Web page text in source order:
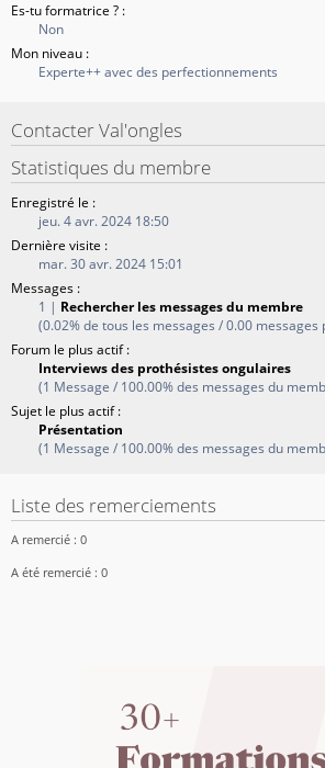
Es-tu formatrice ? :
Non
Mon niveau :
Experte++ avec des perfectionnements
Contacter Val'ongles
Statistiques du membre
Enregistré le :
jeu. 4 avr. 2024 18:50
Dernière visite :
mar. 30 avr. 2024 15:01
Messages :
1 | Rechercher les messages du membre
(0.02% de tous les messages / 0.00 messages
Forum le plus actif :
Interviews des prothésistes ongulaires
(1 Message / 100.00% des messages du
Sujet le plus actif :
Présentation
(1 Message / 100.00% des messages du
Liste des remerciements
A remercié : 0
A été remercié : 0